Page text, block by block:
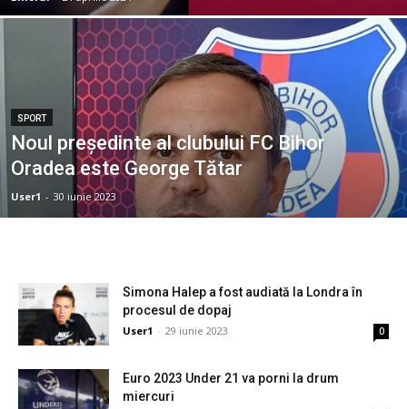
SPORT
Noul preşedinte al clubului FC Bihor
Oradea este George Tătar
User1 - 30 iunie 2023
Simona Halep a fost audiată la Londra în
procesul de dopaj
User1 - 29 iunie 2023 0
Euro 2023 Under 21 va porni la drum
miercuri